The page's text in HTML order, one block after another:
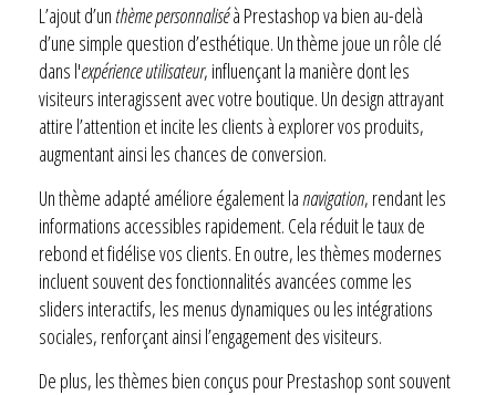
L’ajout d’unthème personnaliséà Prestashop va bien au-delà
d’une simple question d’esthétique. Un thème joue un rôle clé
dans l'expérience utilisateur, influençant la manière dont les
visiteurs interagissent avec votre boutique. Un design attrayant
attire l’attention et incite les clients à explorer vos produits,
augmentant ainsi les chances de conversion.
Un thème adapté améliore également la navigation, rendant les
informations accessibles rapidement. Cela réduit le taux de
rebond et fidélise vos clients. En outre, les thèmes modernes
incluent souvent des fonctionnalités avancées comme les
sliders interactifs, les menus dynamiques ou les intégrations
sociales, renforçant ainsi l’engagement des visiteurs.
De plus, les thèmes bien conçus pour Prestashop sont souvent